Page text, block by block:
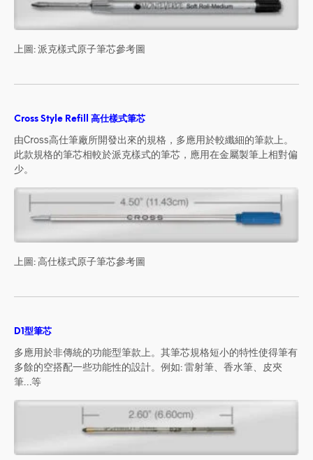
上圖: 派克樣式原子筆芯參考圖
Cross Style Refill 高仕樣式筆芯
由Cross高仕筆廠所開發出來的規格，多應用於較纖細的筆款上。
此款規格的筆芯相較於派克樣式的筆芯，應用在金屬製筆上相對偏
少。
上圖: 高仕樣式原子筆芯參考圖
D1型筆芯
多應用於非傳統的功能型筆款上。其筆芯規格短小的特性使得筆有
多餘的空搭配一些功能性的設計。例如: 雷射筆、香水筆、皮夾
筆…等